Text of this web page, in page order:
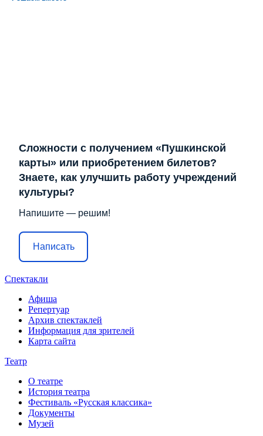
Сложности с получением «Пушкинской
карты» или приобретением билетов?
Знаете, как улучшить работу учреждений
культуры?
Напишите — решим!
Написать
Спектакли
Афиша
Репертуар
Архив спектаклей
Информация для зрителей
Карта сайта
Театр
О театре
История театра
Фестиваль «Русская классика»
Документы
Музей